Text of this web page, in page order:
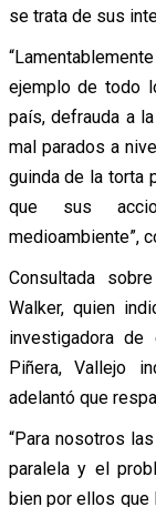
se trata de sus
ejemplo de todo
país, defrauda a
mal parados a
guinda de la torta
que sus
medioambiente”,
Consultada
Walker, quien
investigadora
Piñera, Vallejo
adelantó que
“Para nosotros
paralela y el
bien por ellos que